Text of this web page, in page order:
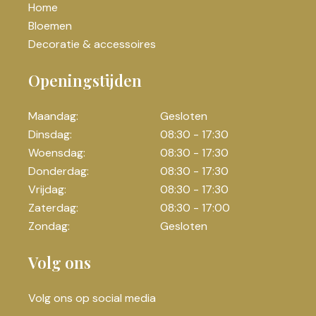
Home
Bloemen
Decoratie & accessoires
Openingstijden
Maandag:
Gesloten
Dinsdag:
08:30 - 17:30
Woensdag:
08:30 - 17:30
Donderdag:
08:30 - 17:30
Vrijdag:
08:30 - 17:30
Zaterdag:
08:30 - 17:00
Zondag:
Gesloten
Volg ons
Volg ons op social media